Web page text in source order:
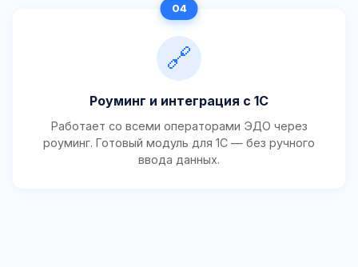
🔗
Роуминг и интеграция с 1С
Работает со всеми операторами ЭДО через
роуминг. Готовый модуль для 1С — без ручного
ввода данных.